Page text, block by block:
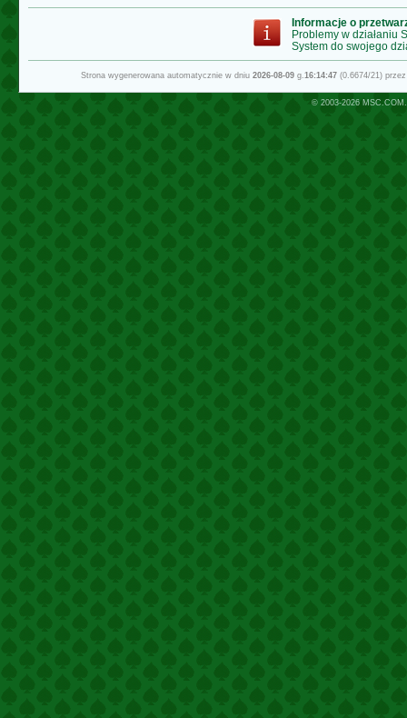
Informacje o
Problemy w działaniu
System do swojego
Strona wygenerowana automatycznie w dniu 2026-08-09g.16:14:47(0.6674/21)
© 2003-2026